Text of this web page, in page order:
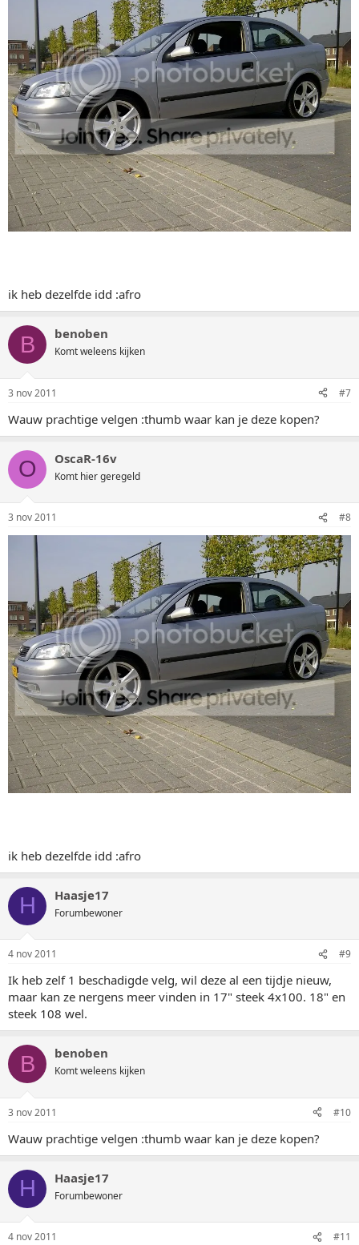
ik heb dezelfde idd :afro
B benoben
Komt weleens kijken
3 nov 2011 #7
Wauw prachtige velgen :thumb waar kan je deze kopen?
O OscaR-16v
Komt hier geregeld
3 nov 2011 #8
ik heb dezelfde idd :afro
H Haasje17
Forumbewoner
4 nov 2011 #9
Ik heb zelf 1 beschadigde velg, wil deze al een tijdje nieuw,
maar kan ze nergens meer vinden in 17" steek 4x100. 18" en
steek 108 wel.
B benoben
Komt weleens kijken
3 nov 2011 #10
Wauw prachtige velgen :thumb waar kan je deze kopen?
H Haasje17
Forumbewoner
4 nov 2011 #11